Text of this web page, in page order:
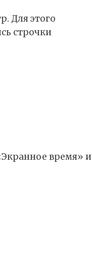
Для этого
строчки
время» и